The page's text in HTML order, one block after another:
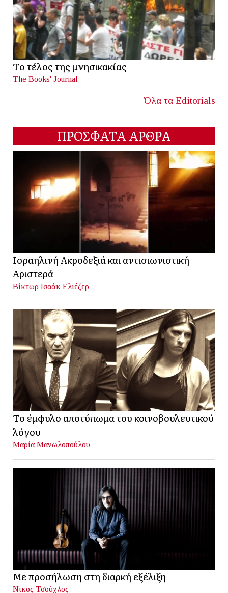
Το τέλος της μνησικακίας
The Books' Journal
Όλα τα Editorials
ΠΡΟΣΦΑΤΑ ΑΡΘΡΑ
Ισραηλινή Ακροδεξιά και αντισιωνιστική
Αριστερά
Βίκτωρ Ισαάκ Ελιέζερ
Το έμφυλο αποτύπωμα του κοινοβουλευτικού
λόγου
Μαρία Μανωλοπούλου
Με προσήλωση στη διαρκή εξέλιξη
Νίκος Τσούχλος